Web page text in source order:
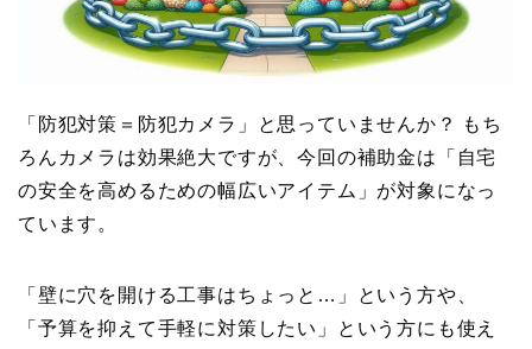
「防犯対策＝防犯カメラ」と思っていませんか？ もち
ろんカメラは効果絶大ですが、今回の補助金は「自宅
の安全を高めるための幅広いアイテム」が対象になっ
ています。
「壁に穴を開ける工事はちょっと…」という方や、
「予算を抑えて手軽に対策したい」という方にも使え